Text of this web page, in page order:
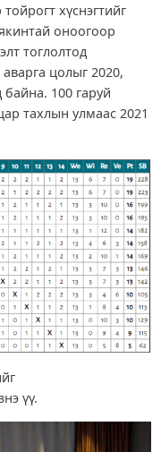
хүснэгтийг
оноогоор
тоглолтод
цолыг 2020,
байна. 100 гаруй
тахлын улмаас 2021
үү.